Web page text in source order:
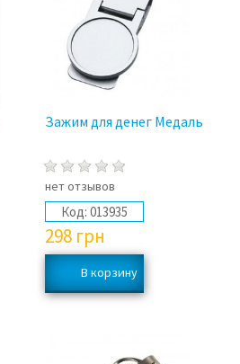
Зажим для денег Медаль
нет отзывов
Код: 013935
298 грн